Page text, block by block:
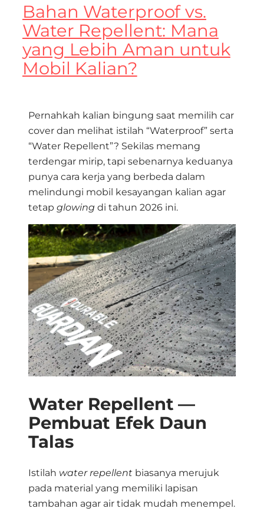
Bahan Waterproof vs.
Water Repellent: Mana
yang Lebih Aman untuk
Mobil Kalian?
Pernahkah kalian bingung saat memilih car
cover dan melihat istilah “Waterproof” serta
“Water Repellent”? Sekilas memang
terdengar mirip, tapi sebenarnya keduanya
punya cara kerja yang berbeda dalam
melindungi mobil kesayangan kalian agar
tetap glowing di tahun 2026 ini.
Water Repellent —
Pembuat Efek Daun
Talas
Istilah water repellent biasanya merujuk
pada material yang memiliki lapisan
tambahan agar air tidak mudah menempel.